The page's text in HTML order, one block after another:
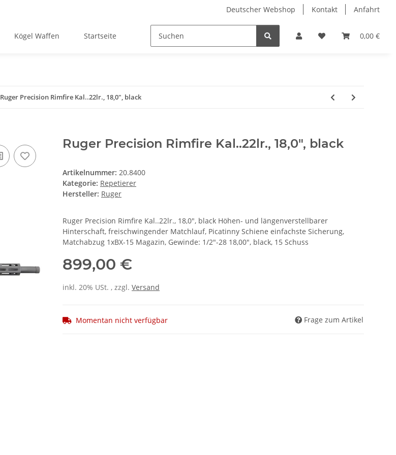
Deutscher Webshop Kontakt Anfahrt
0,00 €
Kögel Waffen Startseite
Ruger Precision Rimfire Kal..22lr., 18,0", black
Ruger Precision Rimfire Kal..22lr., 18,0", black
Artikelnummer: 20.8400
Kategorie: Repetierer
Hersteller: Ruger
Ruger Precision Rimfire Kal..22lr., 18,0", black Höhen- und längenverstellbarer
Hinterschaft, freischwingender Matchlauf, Picatinny Schiene einfachste Sicherung,
Matchabzug 1xBX-15 Magazin, Gewinde: 1/2"-28 18,00", black, 15 Schuss
899,00 €
inkl. 20% USt. , zzgl. Versand
Momentan nicht verfügbar Frage zum Artikel